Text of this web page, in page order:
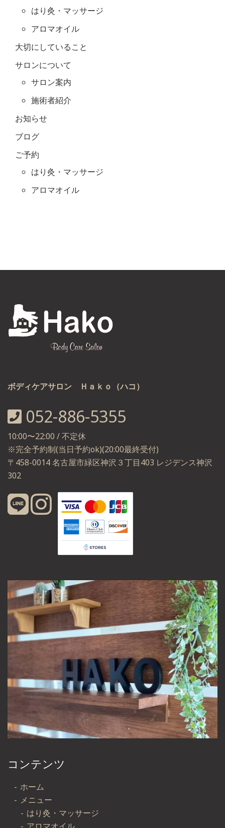
はり灸・マッサージ
アロマオイル
大切にしていること
サロンについて
サロン案内
施術者紹介
お知らせ
ブログ
ご予約
はり灸・マッサージ
アロマオイル
ボディケアサロン Ｈａｋｏ（ハコ）
052-886-5355
10:00〜22:00 / 不定休
※完全予約制(当日予約ok)(20:00最終受付)
〒458-0014 名古屋市緑区神沢３丁目403 レジデンス神沢
302
コンテンツ
ホーム
メニュー
はり灸・マッサージ